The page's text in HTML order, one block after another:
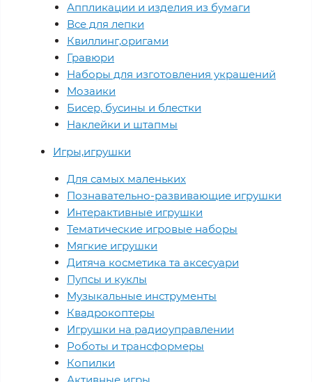
Аппликации и изделия из бумаги
Все для лепки
Квиллинг,оригами
Гравюри
Наборы для изготовления украшений
Мозаики
Бисер, бусины и блестки
Наклейки и штапмы
Игры,игрушки
Для самых маленьких
Познавательно-развивающие игрушки
Интерактивные игрушки
Тематические игровые наборы
Мягкие игрушки
Дитяча косметика та аксесуари
Пупсы и куклы
Музыкальные инструменты
Квадрокоптеры
Игрушки на радиоуправлении
Роботы и трансформеры
Копилки